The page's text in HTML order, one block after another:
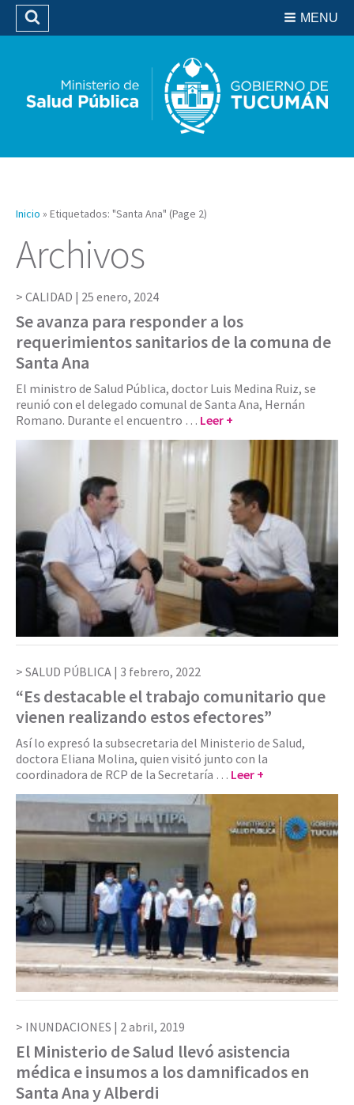
Biblioteca
MENU
Buscar
Inicio » Etiquetados: "Santa Ana" (Page 2)
Archivos
CALIDAD | 25 enero, 2024
Se avanza para responder a los
requerimientos sanitarios de la comuna de
Santa Ana
El ministro de Salud Pública, doctor Luis Medina Ruiz, se
reunió con el delegado comunal de Santa Ana, Hernán
Romano. Durante el encuentro … Leer +
SALUD PÚBLICA | 3 febrero, 2022
“Es destacable el trabajo comunitario que
vienen realizando estos efectores”
Así lo expresó la subsecretaria del Ministerio de Salud,
doctora Eliana Molina, quien visitó junto con la
coordinadora de RCP de la Secretaría … Leer +
INUNDACIONES | 2 abril, 2019
El Ministerio de Salud llevó asistencia
médica e insumos a los damnificados en
Santa Ana y Alberdi